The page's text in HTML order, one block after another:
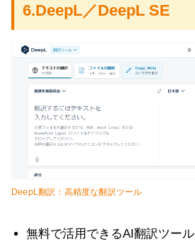
6.DeepL／DeepL SE
DeepL翻訳：高精度な翻訳ツール
無料で活用できるAI翻訳ツール